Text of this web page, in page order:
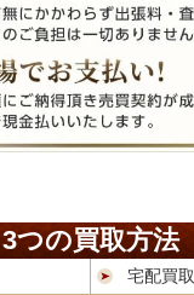
3つの買取方法
宅配買取